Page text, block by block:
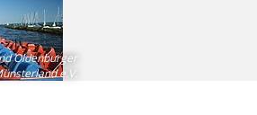
Oldenburger
e.V.